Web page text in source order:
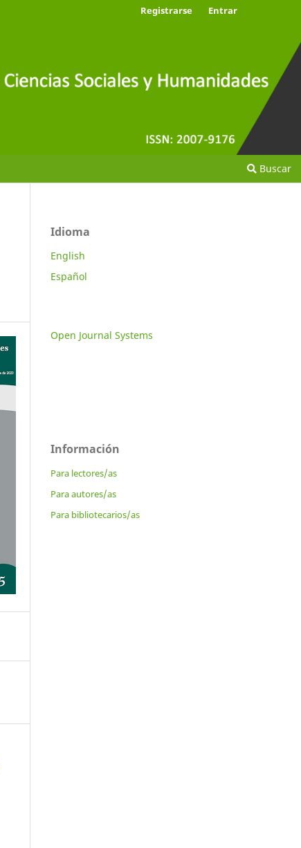
Buscar
Registrarse Entrar
Idioma
English
Español
Open Journal Systems
Información
Para lectores/as
Para autores/as
Para bibliotecarios/as